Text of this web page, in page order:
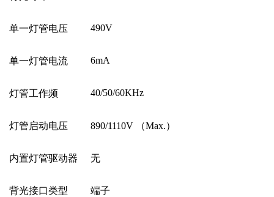
单一灯管电压 490V
单一灯管电流 6mA
灯管工作频 40/50/60KHz
灯管启动电压 890/1110V （Max.）
内置灯管驱动器 无
背光接口类型 端子